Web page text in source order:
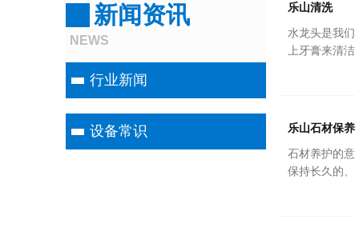
新闻资讯
NEWS
行业新闻
设备常识
乐山清洗
水龙头是我
上牙膏来清
乐山石材保养
石材养护的
保持长久的